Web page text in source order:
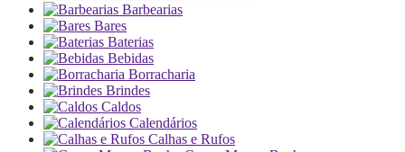
Barbearias
Bares
Baterias
Bebidas
Borracharia
Brindes
Caldos
Calendários
Calhas e Rufos